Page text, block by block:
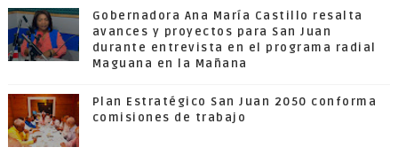
Gobernadora Ana María Castillo resalta
avances y proyectos para San Juan
durante entrevista en el programa radial
Maguana en la Mañana
Plan Estratégico San Juan 2050 conforma
comisiones de trabajo